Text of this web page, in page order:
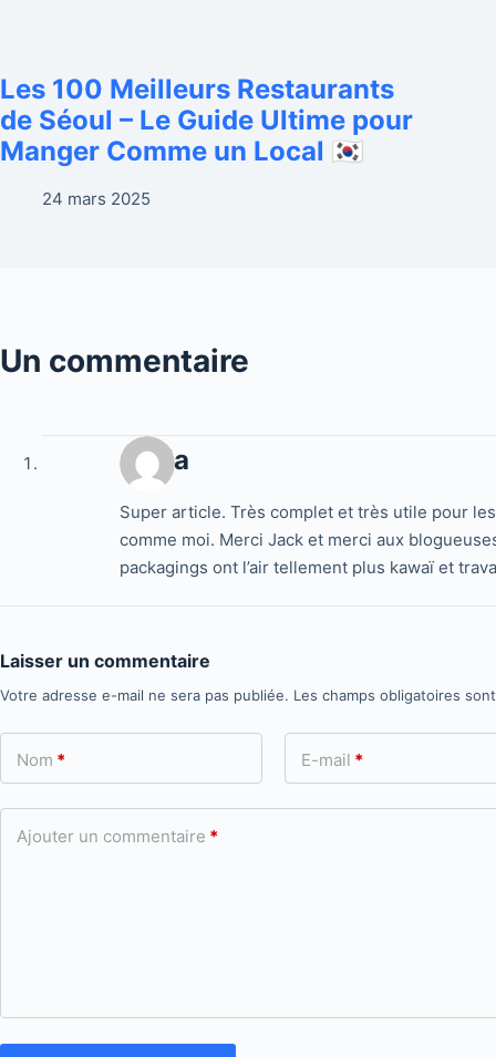
Les 100 Meilleurs Restaurants
de Séoul – Le Guide Ultime pour
Manger Comme un Local 🇰🇷
24 mars 2025
Un commentaire
Carla
Super article. Très complet et très utile pour
comme moi. Merci Jack et merci aux
packagings ont l’air tellement plus kawaï et
Laisser un commentaire
Votre adresse e-mail ne sera pas publiée. Les champs obligatoires
Nom * E-mail *
Ajouter un commentaire *